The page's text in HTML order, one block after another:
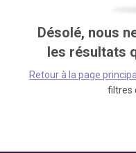
Désolé, nous
les résultats
Retour à la page
filtres